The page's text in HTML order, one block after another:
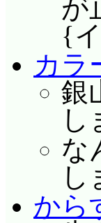
が
{
カラ
銀
し
な
し
から